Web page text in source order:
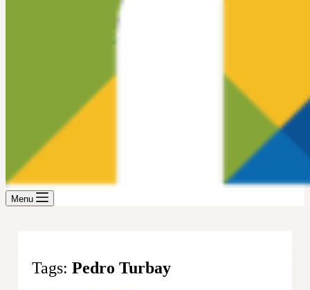
Menu
Tags Pedro Turbay